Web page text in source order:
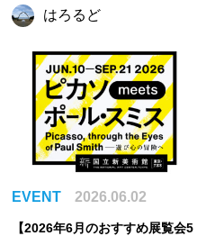
い」
はろるど
EVENT 2026.06.02
【2026年6月のおすすめ展覧会5